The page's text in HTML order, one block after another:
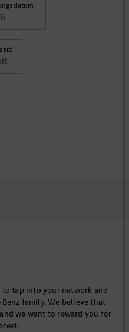
to tap into your network and
family. We believe that
we want to reward you for